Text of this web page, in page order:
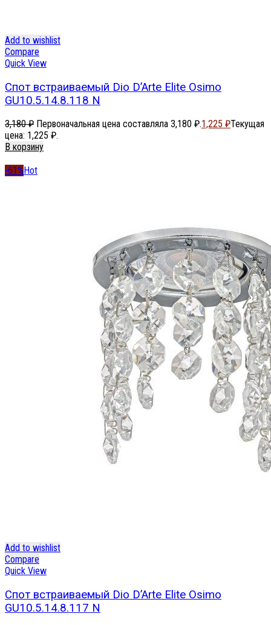
Add to wishlist
Compare
Quick View
Спот встраиваемый Dio D’Arte Elite Osimo
GU10.5.14.8.118 N
3,180₽ Первоначальная цена составляла 3,180 ₽.1,225 ₽Текущая
цена: 1,225 ₽.
В корзину
-61% Hot
Add to wishlist
Compare
Quick View
Спот встраиваемый Dio D’Arte Elite Osimo
GU10.5.14.8.117 N